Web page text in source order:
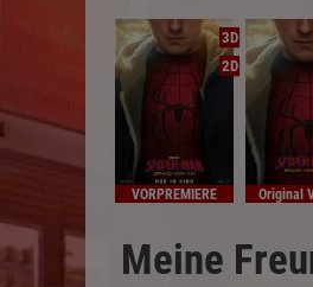
3D
2D
VORPREMIERE Original
Meine